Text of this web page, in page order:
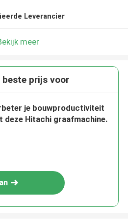
Leverancier
meer
beste prijs voor
je bouwproductiviteit
deze Hitachi graafmachine.